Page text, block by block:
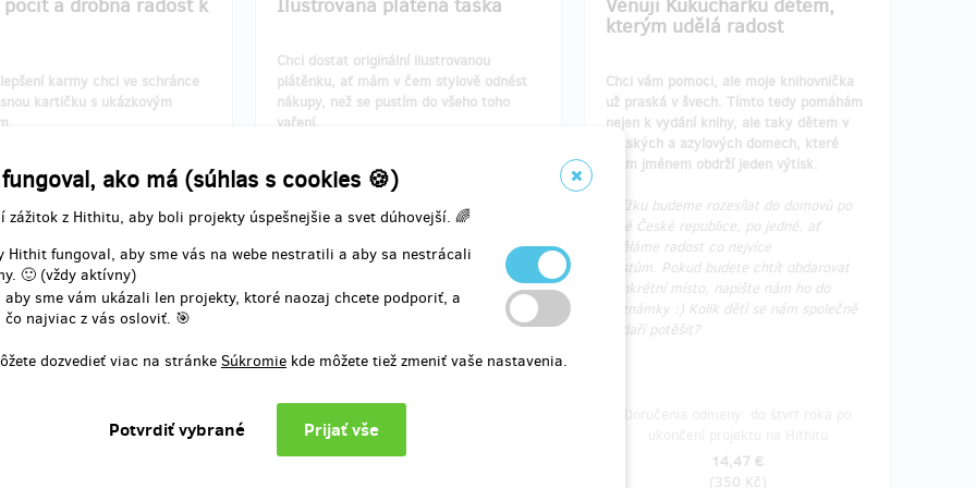
ako má (súhlas s cookies 🍪)
zážitok z Hithitu, aby boli projekty úspešnejšie a svet dúhovejší. 🌈
fungoval, aby sme vás na webe nestratili a aby sa nestrácali
🙂 (vždy aktívny)
sme vám ukázali len projekty, ktoré naozaj chcete podporiť, a
najviac z vás osloviť. 🎯
dozvedieť viac na stránke Súkromie kde môžete tiež zmeniť vaše nastavenia.
karmy chci ve schránce
kartičku s ukázkovým
do Vánoc.
ukončení projektu na Hithitu
Chci dostat originální ilustrovanou
plátěnku, ať mám v čem stylově odnést
nákupy, než se pustím do všeho toho
vaření.
dorazí mi do Vánoc.
po ukončení projektu na Hithitu
8,27 €
kterým udělá radost
Chci vám pomoci, ale moje knihovnička
už praská v švech. Tímto tedy pomáhám
nejen k vydání knihy, ale taky dětem v
dětských a azylových domech, které
mým jménem obdrží jeden výtisk.
Knížku budeme rozesílat do domovů po
celé České republice, po jedné, ať
uděláme radost co nejvíce
místům. Pokud budete chtít obdarovat
konkrétní místo, napište nám ho do
poznámky :) Kolik dětí se nám společně
podaří potěšit?
14,47 €
(350 Kč)